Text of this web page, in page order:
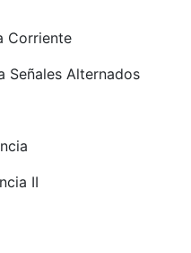
Corriente
Señales Alternados
II